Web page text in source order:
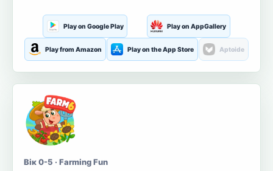
Play on Google Play Play on AppGallery
Play from Amazon Play on the App Store Aptoide
Вік 0-5 · Farming Fun